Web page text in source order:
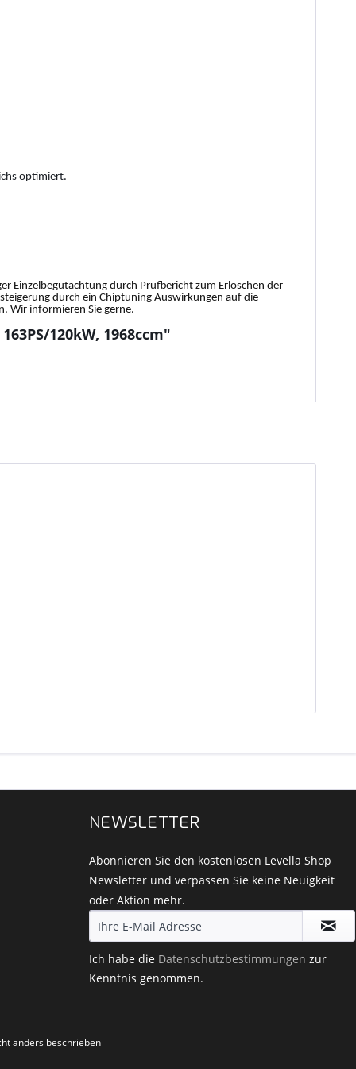
optimiert.
Einzelbegutachtung durch Prüfbericht zum Erlöschen der
durch ein Chiptuning Auswirkungen auf die
Wir informieren Sie gerne.
120kW, 1968ccm"
NEWSLETTER
Abonnieren Sie den kostenlosen Levella Shop
Newsletter und verpassen Sie keine Neuigkeit
oder Aktion mehr.
Ich habe die Datenschutzbestimmungen zur
Kenntnis genommen.
anders beschrieben